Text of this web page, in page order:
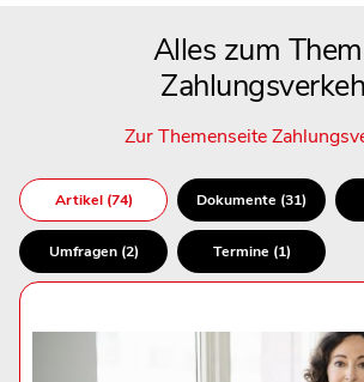
Alles zum
Zur Themenseite
Artikel (74) Dokumente (31)
Umfragen (2) Termine (1)